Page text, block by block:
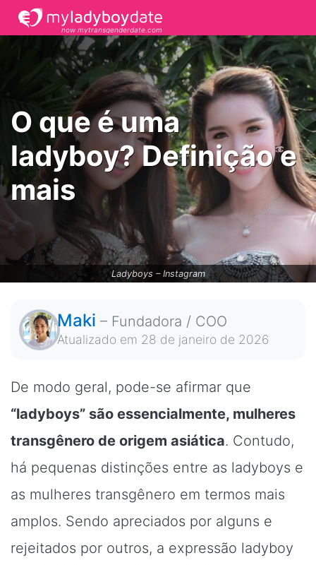
now mytransgenderdate.com
Ladyboys – Instagram
O que é uma
ladyboy? Definição e
mais
Maki – Fundadora / COO
Atualizado em 28 de janeiro de 2026
De modo geral, pode-se afirmar que
“ladyboys” são essencialmente, mulheres
transgênero de origem asiática. Contudo,
há pequenas distinções entre as ladyboys e
as mulheres transgênero em termos mais
amplos. Sendo apreciados por alguns e
rejeitados por outros, a expressão ladyboy